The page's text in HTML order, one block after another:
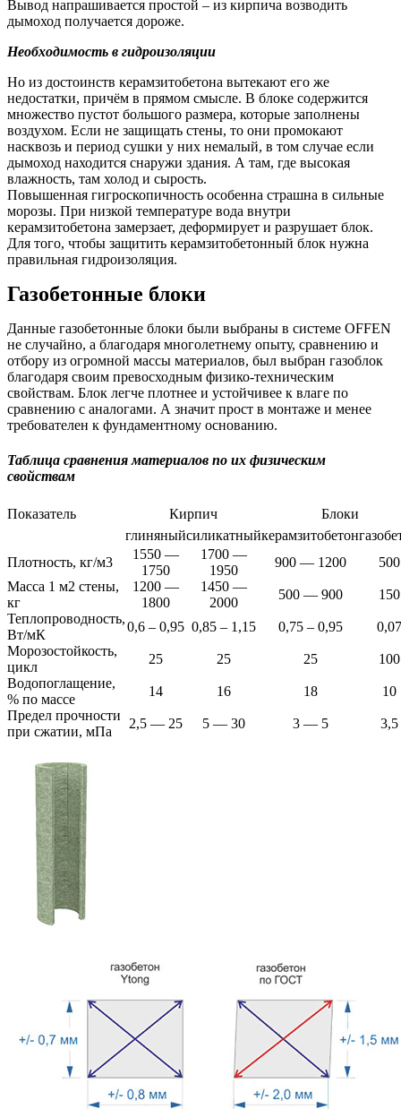
Вывод напрашивается простой – из кирпича возводить
дымоход получается дороже.
Необходимость в гидроизоляции
Но из достоинств керамзитобетона вытекают его же
недостатки, причём в прямом смысле. В блоке содержится
множество пустот большого размера, которые заполнены
воздухом. Если не защищать стены, то они промокают
насквозь и период сушки у них немалый, в том случае если
дымоход находится снаружи здания. А там, где высокая
влажность, там холод и сырость.
Повышенная гигроскопичность особенна страшна в сильные
морозы. При низкой температуре вода внутри
керамзитобетона замерзает, деформирует и разрушает блок.
Для того, чтобы защитить керамзитобетонный блок нужна
правильная гидроизоляция.
Газобетонные блоки
Данные газобетонные блоки были выбраны в системе OFFEN
не случайно, а благодаря многолетнему опыту, сравнению и
отбору из огромной массы материалов, был выбран газоблок
благодаря своим превосходным физико-техническим
свойствам. Блок легче плотнее и устойчивее к влаге по
сравнению с аналогами. А значит прост в монтаже и менее
требователен к фундаментному основанию.
Таблица сравнения материалов по их физическим
свойствам
Показатель Кирпич
Блоки
глиняныйсиликатныйкерамзитобетон
Плотность, кг/м3
1550 —
1750
1700 —
1950
900 — 1200
500
Масса 1 м2 стены,
кг
1200 —
1800
1450 —
2000
500 — 900
150
Теплопроводность,
Вт/мК
0,6 – 0,95 0,85 – 1,15 0,75 – 0,95
0,07
Морозостойкость,
цикл
25 25 25
100
Водопоглащение,
% по массе
14 16 18
10
Предел прочности
при сжатии, мПа
2,5 — 25 5 — 30 3 — 5 3,5